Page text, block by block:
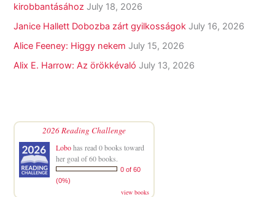
kirobbantásához July 18, 2026
Janice Hallett Dobozba zárt gyilkosságok July 16, 2026
Alice Feeney: Higgy nekem July 15, 2026
Alix E. Harrow: Az örökkévaló July 13, 2026
2026 Reading Challenge
Lobohas read 0 books toward
her goal of 60 books.
0 of 60
(0%)
view books